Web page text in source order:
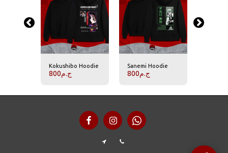
Kokushibo Hoodie
ج.م800
Sanemi Hoodie
ج.م800